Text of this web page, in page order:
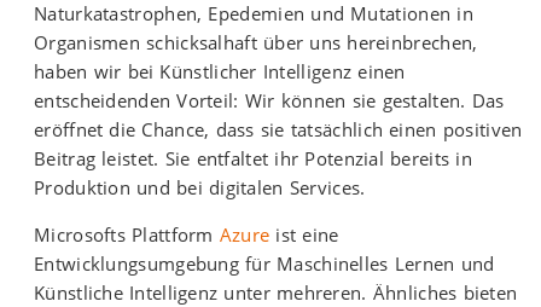
Naturkatastrophen, Epedemien und Mutationen in
Organismen schicksalhaft über uns hereinbrechen,
haben wir bei Künstlicher Intelligenz einen
entscheidenden Vorteil: Wir können sie gestalten. Das
eröffnet die Chance, dass sie tatsächlich einen positiven
Beitrag leistet. Sie entfaltet ihr Potenzial bereits in
Produktion und bei digitalen Services.
Microsofts Plattform Azure ist eine
Entwicklungsumgebung für Maschinelles Lernen und
Künstliche Intelligenz unter mehreren. Ähnliches bieten